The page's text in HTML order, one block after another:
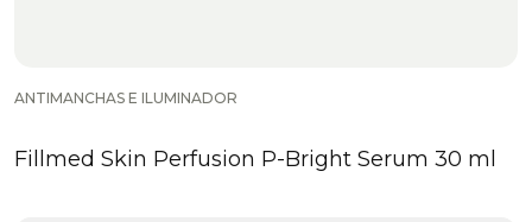
ANTIMANCHAS E ILUMINADOR
Fillmed Skin Perfusion P-Bright Serum 30 ml